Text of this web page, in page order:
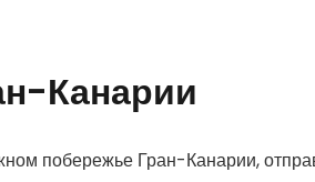
Канарии
побережье Гран-Канарии,